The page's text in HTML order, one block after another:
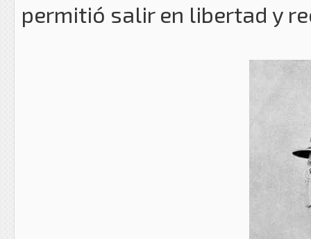
permitió salir en libertad y